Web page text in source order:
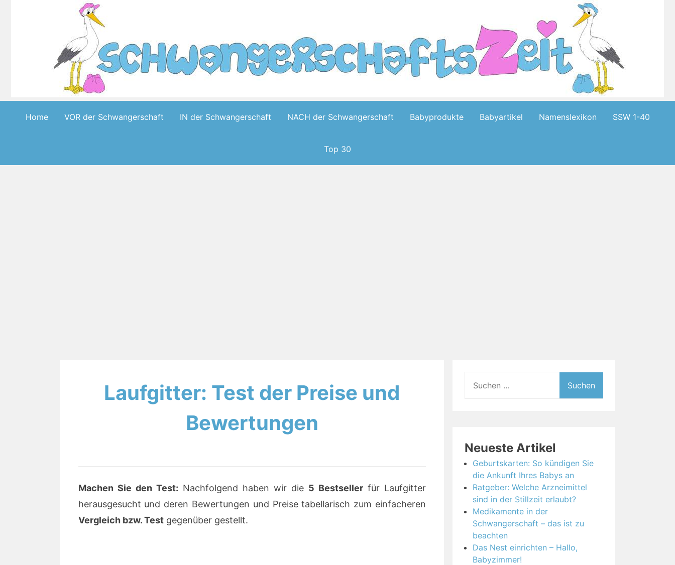
Home VOR der Schwangerschaft IN der Schwangerschaft NACH der Schwangerschaft Babyprodukte Babyartikel Namenslexikon SSW 1-40
Top 30
Laufgitter: Test der Preise und
Bewertungen
Machen Sie den Test: Nachfolgend haben wir die 5 Bestsellerfür Laufgitter
herausgesucht und deren Bewertungen und Preise tabellarisch zum einfacheren
Vergleich bzw. Testgegenüber gestellt.
nach:
Neueste Artikel
Geburtskarten: So kündigen Sie
die Ankunft Ihres Babys an
Ratgeber: Welche Arzneimittel
sind in der Stillzeit erlaubt?
Medikamente in der
Schwangerschaft – das ist zu
beachten
Das Nest einrichten – Hallo,
Babyzimmer!